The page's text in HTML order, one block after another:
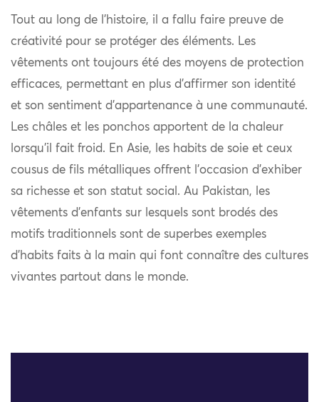
Tout au long de l’histoire, il a fallu faire preuve de
créativité pour se protéger des éléments. Les
vêtements ont toujours été des moyens de protection
efficaces, permettant en plus d’affirmer son identité
et son sentiment d’appartenance à une communauté.
Les châles et les ponchos apportent de la chaleur
lorsqu’il fait froid. En Asie, les habits de soie et ceux
cousus de fils métalliques offrent l’occasion d’exhiber
sa richesse et son statut social. Au Pakistan, les
vêtements d’enfants sur lesquels sont brodés des
motifs traditionnels sont de superbes exemples
d’habits faits à la main qui font connaître des cultures
vivantes partout dans le monde.